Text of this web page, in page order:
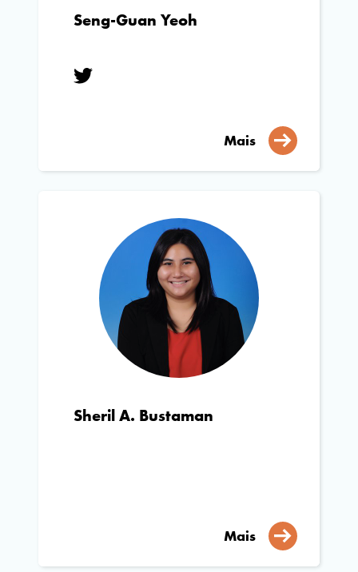
Seng-Guan Yeoh
Mais
Sheril A. Bustaman
Mais